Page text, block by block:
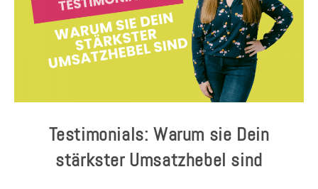
Testimonials: Warum sie Dein
stärkster Umsatzhebel sind